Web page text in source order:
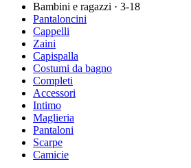
Bambini e ragazzi · 3-18
Pantaloncini
Cappelli
Zaini
Capispalla
Costumi da bagno
Completi
Accessori
Intimo
Maglieria
Pantaloni
Scarpe
Camicie